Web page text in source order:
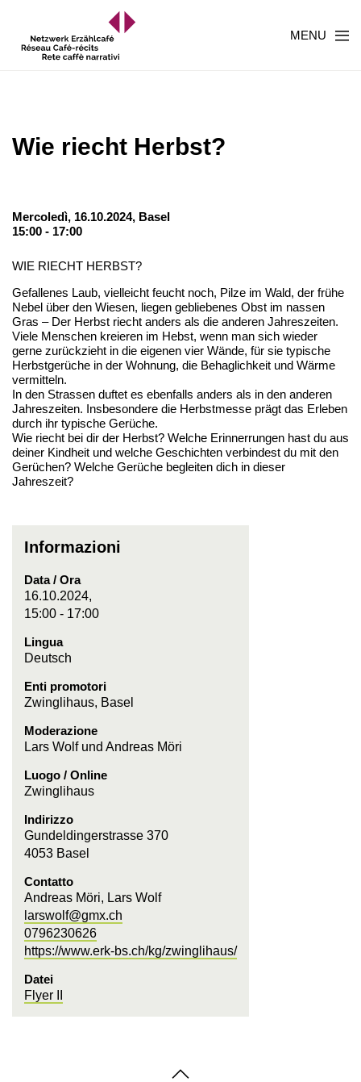
MENU
Wie riecht Herbst?
Mercoledì, 16.10.2024, Basel
15:00 - 17:00
WIE RIECHT HERBST?
Gefallenes Laub, vielleicht feucht noch, Pilze im Wald, der frühe
Nebel über den Wiesen, liegen gebliebenes Obst im nassen
Gras – Der Herbst riecht anders als die anderen Jahreszeiten.
Viele Menschen kreieren im Hebst, wenn man sich wieder
gerne zurückzieht in die eigenen vier Wände, für sie typische
Herbstgerüche in der Wohnung, die Behaglichkeit und Wärme
vermitteln.
In den Strassen duftet es ebenfalls anders als in den anderen
Jahreszeiten. Insbesondere die Herbstmesse prägt das Erleben
durch ihr typische Gerüche.
Wie riecht bei dir der Herbst? Welche Erinnerrungen hast du aus
deiner Kindheit und welche Geschichten verbindest du mit den
Gerüchen? Welche Gerüche begleiten dich in dieser
Jahreszeit?
Informazioni
Data / Ora
16.10.2024,
15:00 - 17:00
Lingua
Deutsch
Enti promotori
Zwinglihaus, Basel
Moderazione
Lars Wolf und Andreas Möri
Luogo / Online
Zwinglihaus
Indirizzo
Gundeldingerstrasse 370
4053 Basel
Contatto
Andreas Möri, Lars Wolf
larswolf@gmx.ch
0796230626
https://www.erk-bs.ch/kg/zwinglihaus/
Datei
Flyer II